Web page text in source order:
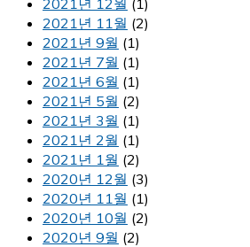
2021년 12월 (1)
2021년 11월 (2)
2021년 9월 (1)
2021년 7월 (1)
2021년 6월 (1)
2021년 5월 (2)
2021년 3월 (1)
2021년 2월 (1)
2021년 1월 (2)
2020년 12월 (3)
2020년 11월 (1)
2020년 10월 (2)
2020년 9월 (2)